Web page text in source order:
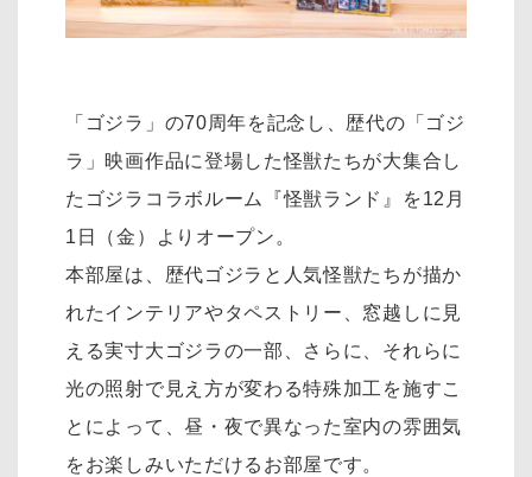
「ゴジラ」の70周年を記念し、歴代の「ゴジ
ラ」映画作品に登場した怪獣たちが大集合し
たゴジラコラボルーム『怪獣ランド』を12月
1日（金）よりオープン。
本部屋は、歴代ゴジラと人気怪獣たちが描か
れたインテリアやタペストリー、窓越しに見
える実寸大ゴジラの一部、さらに、それらに
光の照射で見え方が変わる特殊加工を施すこ
とによって、昼・夜で異なった室内の雰囲気
をお楽しみいただけるお部屋です。